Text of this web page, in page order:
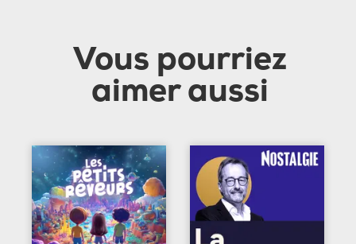
Vous pourriez
aimer aussi